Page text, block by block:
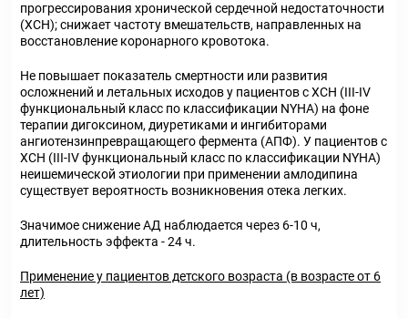
прогрессирования хронической сердечной недостаточности
(ХСН); снижает частоту вмешательств, направленных на
восстановление коронарного кровотока.
Не повышает показатель смертности или развития
осложнений и летальных исходов у пациентов с ХСН (III-IV
функциональный класс по классификации NYHA) на фоне
терапии дигоксином, диуретиками и ингибиторами
ангиотензинпревращающего фермента (АПФ). У пациентов с
ХСН (III-IV функциональный класс по классификации NYHA)
неишемической этиологии при применении амлодипина
существует вероятность возникновения отека легких.
Значимое снижение АД наблюдается через 6-10 ч,
длительность эффекта - 24 ч.
Применение у пациентов детского возраста (в возрасте от 6
лет)